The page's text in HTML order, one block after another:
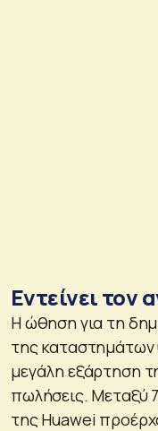
Εντείνει τον
Η ώθηση για τη
της καταστημάτων
μεγάλη εξάρτηση
πωλήσεις. Μεταξύ
της Huawei